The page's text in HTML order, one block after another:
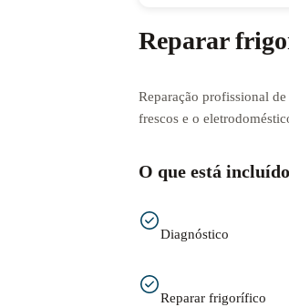
Reparar
Reparação profissional
frescos e o
O que está
Diagnóstico
Reparar frigorífico